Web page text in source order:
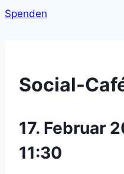
Spenden
Social-
17. Februar
11:30